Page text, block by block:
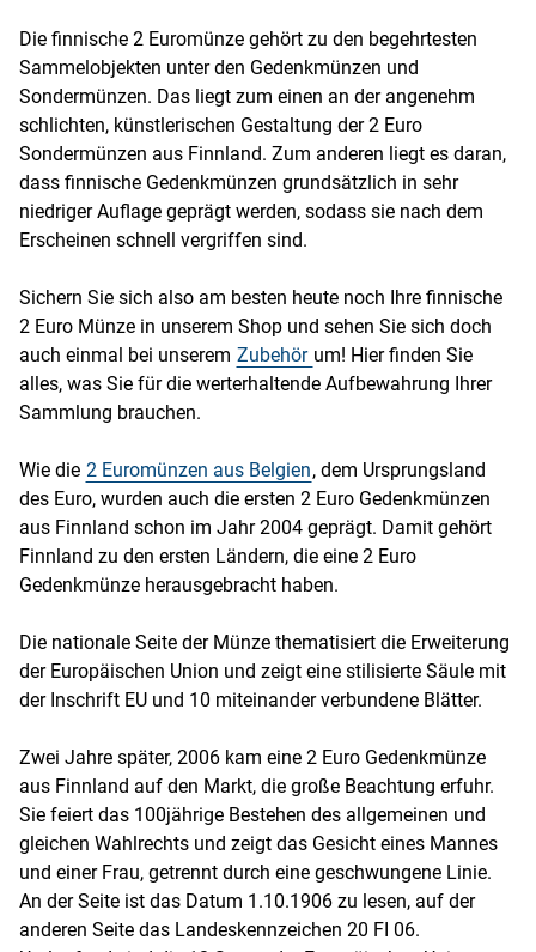
Die finnische 2 Euromünze gehört zu den begehrtesten
Sammelobjekten unter den Gedenkmünzen und
Sondermünzen. Das liegt zum einen an der angenehm
schlichten, künstlerischen Gestaltung der 2 Euro
Sondermünzen aus Finnland. Zum anderen liegt es daran,
dass finnische Gedenkmünzen grundsätzlich in sehr
niedriger Auflage geprägt werden, sodass sie nach dem
Erscheinen schnell vergriffen sind.
Sichern Sie sich also am besten heute noch Ihre finnische
2 Euro Münze in unserem Shop und sehen Sie sich doch
auch einmal bei unserem Zubehör um! Hier finden Sie
alles, was Sie für die werterhaltende Aufbewahrung Ihrer
Sammlung brauchen.
Wie die 2 Euromünzen aus Belgien, dem Ursprungsland
des Euro, wurden auch die ersten 2 Euro Gedenkmünzen
aus Finnland schon im Jahr 2004 geprägt. Damit gehört
Finnland zu den ersten Ländern, die eine 2 Euro
Gedenkmünze herausgebracht haben.
Die nationale Seite der Münze thematisiert die Erweiterung
der Europäischen Union und zeigt eine stilisierte Säule mit
der Inschrift EU und 10 miteinander verbundene Blätter.
Zwei Jahre später, 2006 kam eine 2 Euro Gedenkmünze
aus Finnland auf den Markt, die große Beachtung erfuhr.
Sie feiert das 100jährige Bestehen des allgemeinen und
gleichen Wahlrechts und zeigt das Gesicht eines Mannes
und einer Frau, getrennt durch eine geschwungene Linie.
An der Seite ist das Datum 1.10.1906 zu lesen, auf der
anderen Seite das Landeskennzeichen 20 FI 06.